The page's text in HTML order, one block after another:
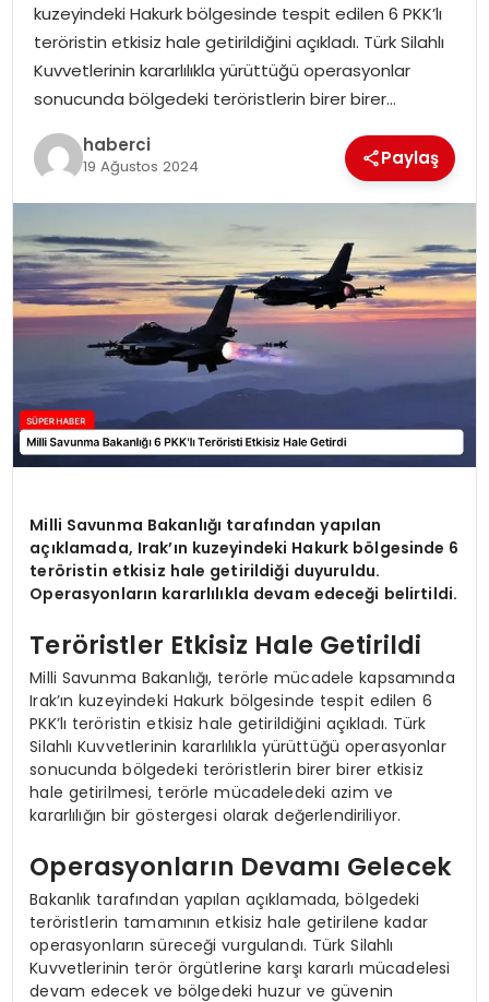
SIYASET
SPOR
TEKNOLOJI
kuzeyindeki Hakurk bölgesinde tespit edilen 6 PKK’lı
teröristin etkisiz hale getirildiğini açıkladı. Türk Silahlı
Kuvvetlerinin kararlılıkla yürüttüğü operasyonlar
sonucunda bölgedeki teröristlerin birer birer…
haberci
19 Ağustos 2024 Paylaş
Milli Savunma Bakanlığı tarafından yapılan
açıklamada, Irak’ın kuzeyindeki Hakurk bölgesinde 6
teröristin etkisiz hale getirildiği duyuruldu.
Operasyonların kararlılıkla devam edeceği belirtildi.
Teröristler Etkisiz Hale Getirildi
Milli Savunma Bakanlığı, terörle mücadele kapsamında
Irak’ın kuzeyindeki Hakurk bölgesinde tespit edilen 6
PKK’lı teröristin etkisiz hale getirildiğini açıkladı. Türk
Silahlı Kuvvetlerinin kararlılıkla yürüttüğü operasyonlar
sonucunda bölgedeki teröristlerin birer birer etkisiz
hale getirilmesi, terörle mücadeledeki azim ve
kararlılığın bir göstergesi olarak değerlendiriliyor.
Operasyonların Devamı Gelecek
Bakanlık tarafından yapılan açıklamada, bölgedeki
teröristlerin tamamının etkisiz hale getirilene kadar
operasyonların süreceği vurgulandı. Türk Silahlı
Kuvvetlerinin terör örgütlerine karşı kararlı mücadelesi
devam edecek ve bölgedeki huzur ve güvenin